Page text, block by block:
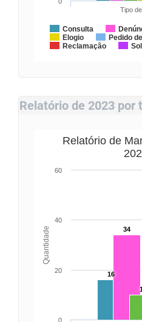
Consulta
Elogio
Pedido
Reclamação
Tipo
Relatório de 2023
Quantidade
Relatório de
16
34
0
20
40
60